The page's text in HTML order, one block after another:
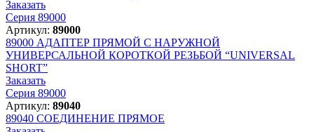
Заказать
Серия 89000
Артикул: 89000
89000 АДАПТЕР ПРЯМОЙ С НАРУЖНОЙ
УНИВЕРСАЛЬНОЙ КОРОТКОЙ РЕЗЬБОЙ “UNIVERSAL
SHORT”
Заказать
Серия 89000
Артикул: 89040
89040 СОЕДИНЕНИЕ ПРЯМОЕ